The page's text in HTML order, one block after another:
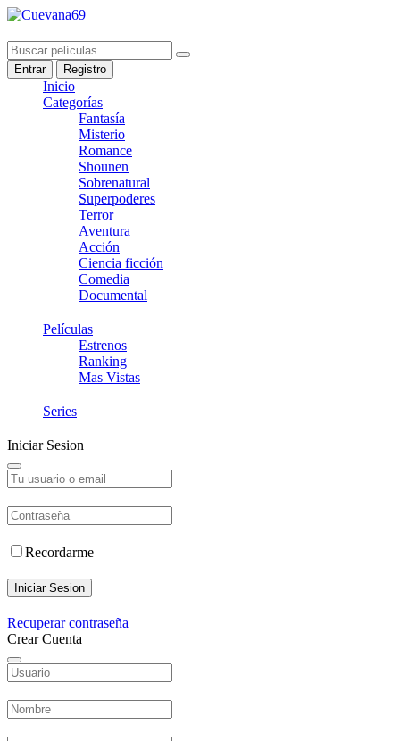
Entrar Registro
Inicio
Categorías
Fantasía
Misterio
Romance
Shounen
Sobrenatural
Superpoderes
Terror
Aventura
Acción
Ciencia ficción
Comedia
Documental
Películas
Estrenos
Ranking
Mas Vistas
Series
Iniciar Sesion
Recordarme
Iniciar Sesion
Recuperar contraseña
Crear Cuenta